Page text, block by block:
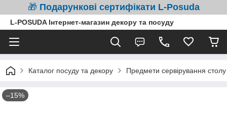
🎁 Подарункові сертифікати L-Posuda
L-POSUDA Інтернет-магазин декору та посуду
Каталог посуду та декору Предмети сервірування
–15%